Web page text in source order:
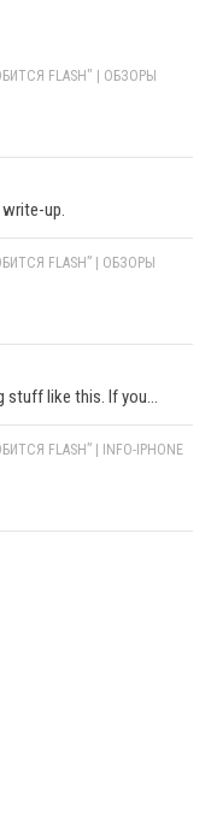
FLASH" | ОБЗОРЫ
up.
FLASH” | ОБЗОРЫ
stuff like this. If you...
FLASH” | INFO-IPHONE